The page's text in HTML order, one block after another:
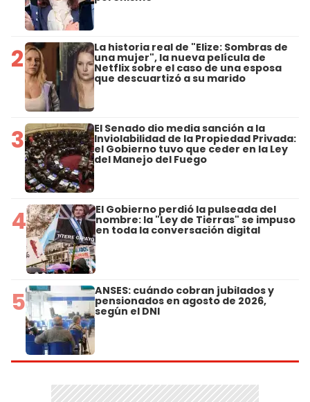
2 La historia real de "Elize: Sombras de
una mujer", la nueva película de
Netflix sobre el caso de una esposa
que descuartizó a su marido
3 El Senado dio media sanción a la
Inviolabilidad de la Propiedad Privada:
el Gobierno tuvo que ceder en la Ley
del Manejo del Fuego
4 El Gobierno perdió la pulseada del
nombre: la "Ley de Tierras" se impuso
en toda la conversación digital
5 ANSES: cuándo cobran jubilados y
pensionados en agosto de 2026,
según el DNI